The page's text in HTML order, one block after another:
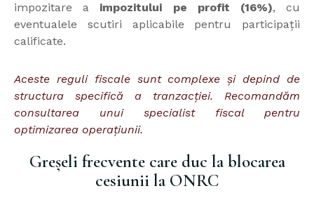
impozitare a impozitului pe profit (16%), cu
eventualele scutiri aplicabile pentru participații
calificate.
Aceste reguli fiscale sunt complexe și depind de
structura specifică a tranzacției. Recomandăm
consultarea unui specialist fiscal pentru
optimizarea operațiunii.
Greșeli frecvente care duc la blocarea
cesiunii la ONRC